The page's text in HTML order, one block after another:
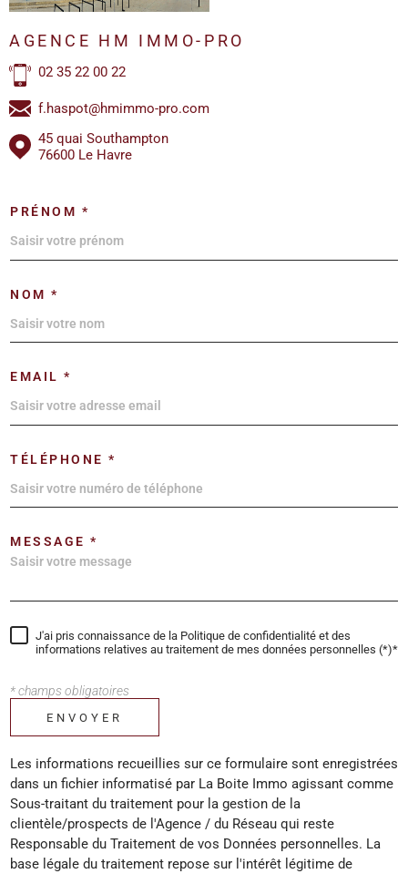
AGENCE HM IMMO-PRO
02 35 22 00 22
f.haspot@hmimmo-pro.com
45 quai Southampton
76600 Le Havre
PRÉNOM *
NOM *
EMAIL *
TÉLÉPHONE *
MESSAGE *
J'ai pris connaissance de la Politique de confidentialité et des
informations relatives au traitement de mes données personnelles (*)*
* champs obligatoires
ENVOYER
Les informations recueillies sur ce formulaire sont enregistrées
dans un fichier informatisé par La Boite Immo agissant comme
Sous-traitant du traitement pour la gestion de la
clientèle/prospects de l'Agence / du Réseau qui reste
Responsable du Traitement de vos Données personnelles. La
base légale du traitement repose sur l'intérêt légitime de